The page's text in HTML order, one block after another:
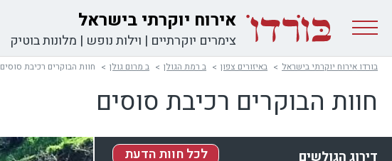
אירוח יוקרתי בישראל
צימרים יוקרתיים | וילות נופש | מלונות בוטיק
בורדו אירוח יוקרתי בישראל באיזורים צפון ב רמת הגולן ב מרום גולן חוות הבוקרים רכיבת סוסים
חוות הבוקרים רכיבת סוסים
דירוג הגולשים לכל חוות הדעת